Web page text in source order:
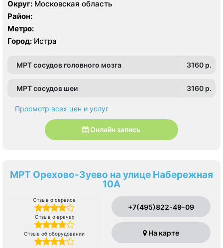
Округ: Московская область
Район:
Метро:
Город: Истра
МРТ сосудов головного мозга 3160 p.
МРТ сосудов шеи 3160 p.
Просмотр всех цен и услуг
Онлайн запись
МРТ Орехово-Зуево на улице Набережная
10А
Отзыв о сервисе
Отзыв о врачах
Отзыв об оборудовании
+7(495)822-49-09
На карте